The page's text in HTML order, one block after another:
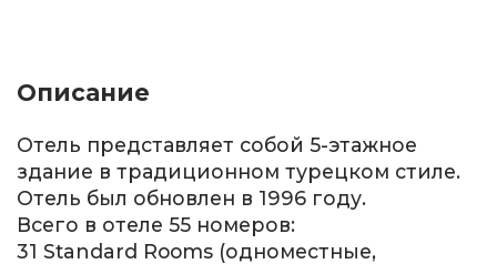
Описание
Отель представляет собой 5-этажное
здание в традиционном турецком стиле.
Отель был обновлен в 1996 году.
Всего в отеле 55 номеров:
31 Standard Rooms (одноместные,